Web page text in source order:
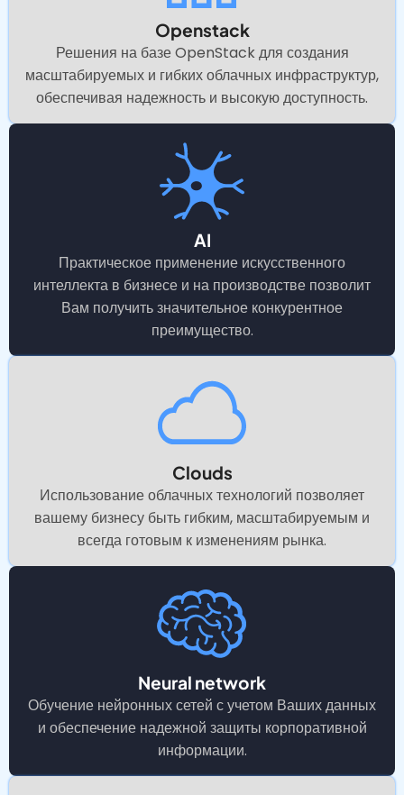
Openstack
Решения на базе OpenStack для создания
масштабируемых и гибких облачных инфраструктур,
обеспечивая надежность и высокую доступность.
AI
Практическое применение искусственного
интеллекта в бизнесе и на производстве позволит
Вам получить значительное конкурентное
преимущество.
Clouds
Использование облачных технологий позволяет
вашему бизнесу быть гибким, масштабируемым и
всегда готовым к изменениям рынка.
Neural network
Обучение нейронных сетей с учетом Ваших данных
и обеспечение надежной защиты корпоративной
информации.